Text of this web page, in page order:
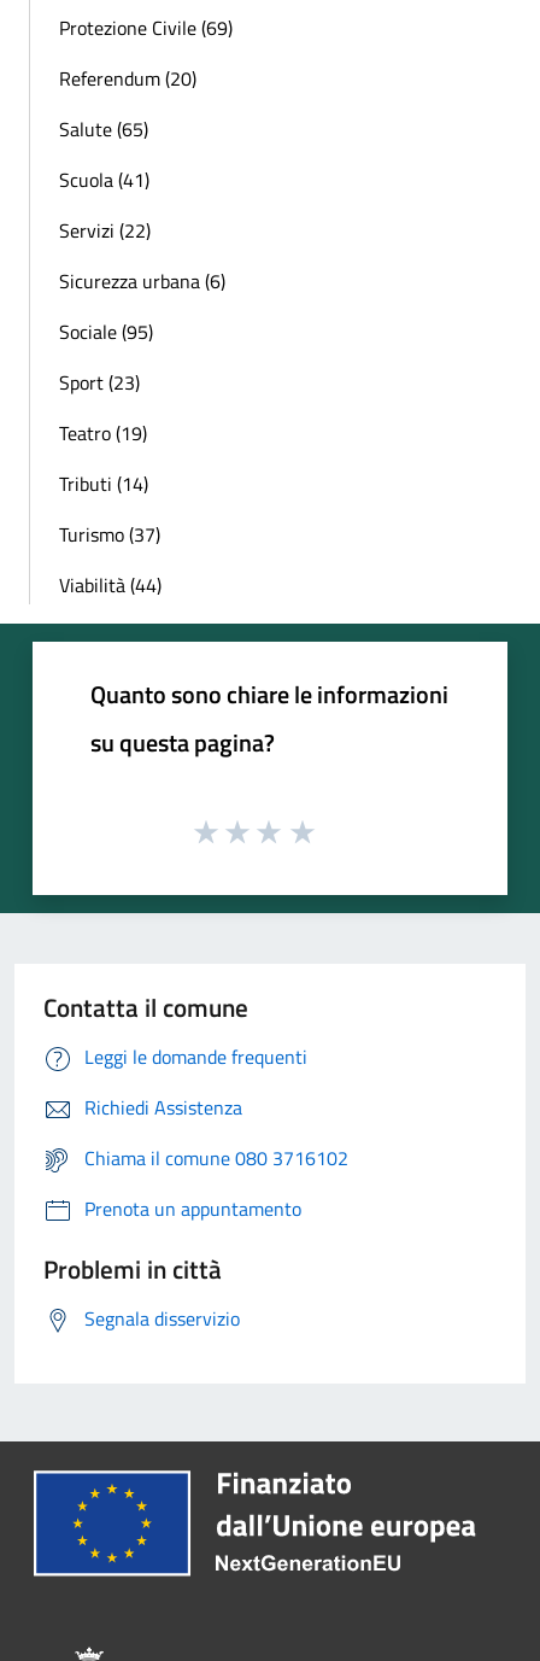
Protezione Civile (69)
Referendum (20)
Salute (65)
Scuola (41)
Servizi (22)
Sicurezza urbana (6)
Sociale (95)
Sport (23)
Teatro (19)
Tributi (14)
Turismo (37)
Viabilità (44)
Quanto sono chiare le informazioni
su questa pagina?
Contatta il comune
Leggi le domande frequenti
Richiedi Assistenza
Chiama il comune 080 3716102
Prenota un appuntamento
Problemi in città
Segnala disservizio